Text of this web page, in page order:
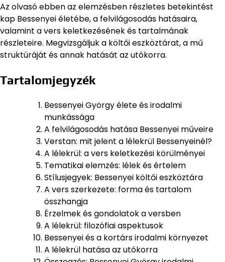
Az olvasó ebben az elemzésben részletes betekintést
kap Bessenyei életébe, a felvilágosodás hatásaira,
valamint a vers keletkezésének és tartalmának
részleteire. Megvizsgáljuk a költői eszköztárat, a mű
struktúráját és annak hatását az utókorra.
Tartalomjegyzék
Bessenyei György élete és irodalmi
munkássága
A felvilágosodás hatása Bessenyei műveire
Verstan: mit jelent a lélekrül Bessenyeinél?
A lélekrül: a vers keletkezési körülményei
Tematikai elemzés: lélek és értelem
Stílusjegyek: Bessenyei költői eszköztára
A vers szerkezete: forma és tartalom
összhangja
Érzelmek és gondolatok a versben
A lélekrül: filozófiai aspektusok
Bessenyei és a kortárs irodalmi környezet
A lélekrül hatása az utókorra